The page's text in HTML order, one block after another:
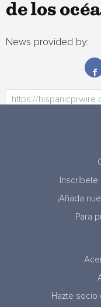
de los
News provided by:
¡Añada
Para
Hazte